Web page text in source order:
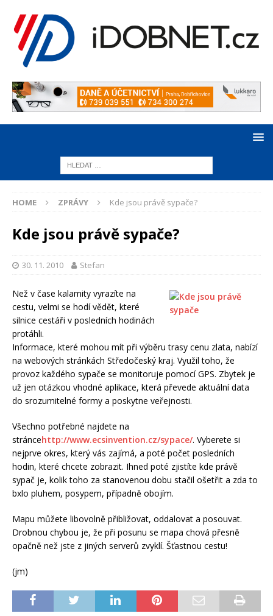
HOME ZPRÁVY Kde jsou právě sypače?
Kde jsou právě sypače?
30. 11. 2010 Stefan
Než v čase kalamity vyrazíte na
cestu, velmi se hodí vědět, které
silnice cestáři v posledních hodinách
protáhli.
Informace, které mohou mít při výběru trasy cenu zlata, nabízí
na webových stránkách Středočeský kraj. Využil toho, že
provoz každého sypače se monitoruje pomocí GPS. Zbytek je
už jen otázkou vhodné aplikace, která převede aktuální data
do srozumitelné formy a poskytne veřejnosti.
Všechno potřebné najdete na
stráncehttp://www.ecsinvention.cz/sypace/. Vyberete si
nejprve okres, který vás zajímá, a poté počet posledních
hodin, které chcete zobrazit. Ihned poté zjistíte kde právě
sypač je, kolik toho za stanovenou dobu stačil ošetřit a zda to
bxlo pluhem, posypem, případně obojím.
Mapu můžete libovolně přibližovat, oddalovat a posouvat.
Drobnou chybou je, že při posunu se mapa chová přesně
opačně než jste z jiných serverů zvyklí. Šťastnou cestu!
(jm)